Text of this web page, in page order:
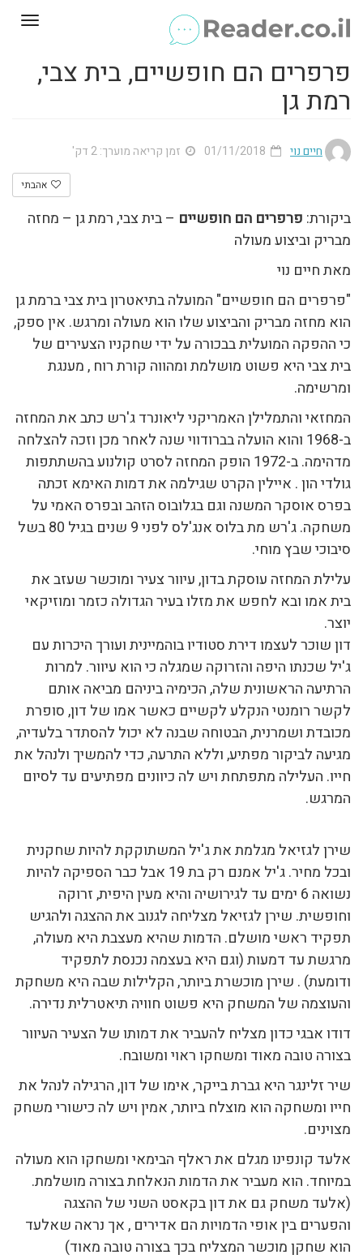
פרפרים הם חופשיים, בית צבי,
רמת גן
חיים נוי זמן קריאה מוערך: 2 דק'
אהבתי
ביקורת: פרפרים הם חופשיים – בית צבי, רמת גן – מחזה
מבריק וביצוע מעולה
מאת חיים נוי
"פרפרים הם חופשיים" המועלה בתיאטרון בית צבי ברמת גן
הוא מחזה מבריק והביצוע שלו הוא מעולה ומרגש. אין ספק,
כי ההפקה המועלית בבכורה על ידי שחקניו הצעירים של
בית צבי היא פשוט מושלמת ומהווה קורת רוח , מענגת
ומרשימה.
המחזאי והתמלילן האמריקני ליאונרד ג'רש כתב את המחזה
ב-1968 והוא הועלה בברודווי שנה לאחר מכן וזכה להצלחה
מדהימה. ב-1972 הופק המחזה לסרט קולנוע בהשתתפות
גולדי הון . איילין הקרט שגילמה את דמות האימא זכתה
בפרס אוסקר המשנה וגם בגלובוס הזהב ובפרס האמי על
משחקה. ג'רש מת בלוס אנג'לס לפני 9 שנים בגיל 80 בשל
סיבוכי שבץ מוחי.
עלילת המחזה עוסקת בדון, עיוור צעיר ומוכשר שעזב את
בית אמו ובא לחפש את מזלו בעיר הגדולה כזמר ומוזיקאי
יוצר.
דון שוכר לעצמו דירת סטודיו בוהמיינית ועורך היכרות עם
ג'יל שכנתו היפה והזרוקה שמגלה כי הוא עיוור. למרות
הרתיעה הראשונית שלה, הכימיה ביניהם מביאה אותם
לקשר רומנטי הנקלע לקשיים כאשר אמו של דון, סופרת
מכובדת ושמרנית, הבטוחה שבנה לא יכול להסתדר בלעדיה,
מגיעה לביקור מפתיע, וללא התרעה, כדי להמשיך ולנהל את
חייו. העלילה מתפתחת ויש לה כיוונים מפתיעים עד לסיום
המרגש.
שירן לגזיאל מגלמת את ג'יל המשתוקקת להיות שחקנית
ובכל מחיר. ג'יל אמנם רק בת 19 אבל כבר הספיקה להיות
נשואה 6 ימים עד לגירושיה והיא מעין היפית, זרוקה
וחופשית. שירן לגזיאל מצליחה לגנוב את ההצגה ולהגיש
תפקיד ראשי מושלם. הדמות שהיא מעצבת היא מעולה,
מרגשת עד דמעות (וגם היא בעצמה נכנסת לתפקיד
ודומעת) . שירן מוכשרת ביותר, הקלילות שבה היא משחקת
והעוצמה של המשחק היא פשוט חוויה תיאטרלית נדירה.
דודו אבגי כדון מצליח להעביר את דמותו של הצעיר העיוור
בצורה טובה מאוד ומשחקו ראוי ומשובח.
שיר זלינגר היא גברת בייקר, אימו של דון, הרגילה לנהל את
חייו ומשחקה הוא מוצלח ביותר, אמין ויש לה כישורי משחק
מצוינים.
אלעד קונפינו מגלם את ראלף הבימאי ומשחקו הוא מעולה
במיוחד. הוא מעביר את הדמות הנאלחת בצורה מושלמת.
(אלעד משחק גם את דון בקאסט השני של ההצגה
והפערים בין אופי הדמויות הם אדירים , אך נראה שאלעד
הוא שחקן מוכשר המצליח בכך בצורה טובה מאוד)